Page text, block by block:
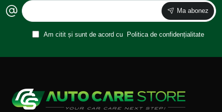
Ma abonez
Am citit și sunt de acord cu Politica de confidențialitate